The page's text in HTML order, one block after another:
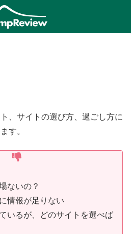
、サイトの選び方、過ごし方に
す。
ないの？
情報が足りない
いるが、どのサイトを選べば